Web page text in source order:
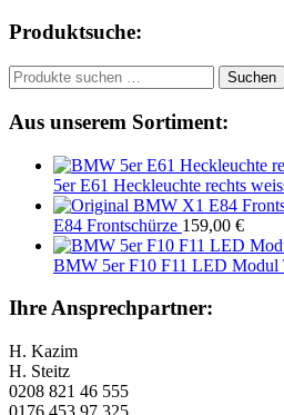
Produktsuche:
Suchen
nach:
Suchen
Aus unserem Sortiment:
5er E61 Heckleuchte rechts
E84 Frontschürze 159,00 €
BMW 5er F10 F11 LED Modul
Ihre Ansprechpartner:
H. Kazim
H. Steitz
0208 821 46 555
0176 453 97 325